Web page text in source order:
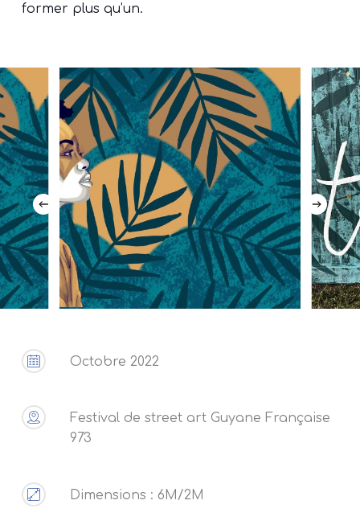
former plus qu’un.
Octobre 2022
Festival de street art Guyane Française
973
Dimensions : 6M/2M